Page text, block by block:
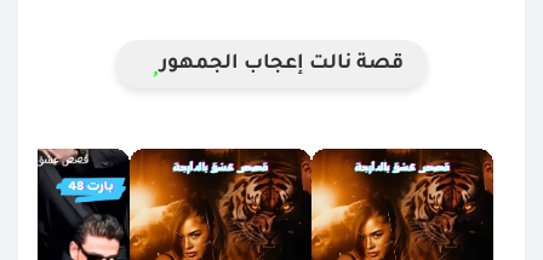
قصة نالت إعجاب الجمهور